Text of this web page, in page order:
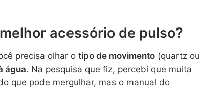
acessório de pulso?
precisa olhar o tipo de movimento (quartz ou
água. Na pesquisa que fiz, percebi que muita
que pode mergulhar, mas o manual do